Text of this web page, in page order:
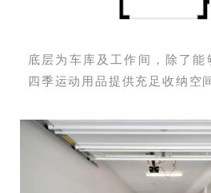
底层为车库及工作间，除了能
四季运动用品提供充足收纳空